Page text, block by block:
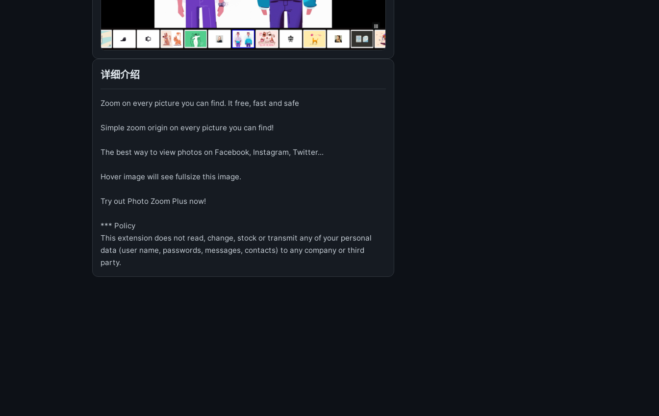
详细介绍
Zoom on every picture you can find. It free, fast and safe
Simple zoom origin on every picture you can find!
The best way to view photos on Facebook, Instagram, Twitter...
Hover image will see fullsize this image.
Try out Photo Zoom Plus now!
*** Policy
This extension does not read, change, stock or transmit any of your personal
data (user name, passwords, messages, contacts) to any company or third
party.